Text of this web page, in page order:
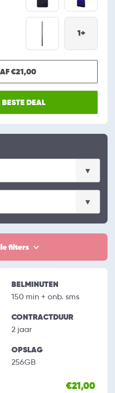
1+
€21,00
DEAL
filters
BELMINUTEN
150 min + onb. sms
CONTRACTDUUR
2 jaar
OPSLAG
256GB
€21,00